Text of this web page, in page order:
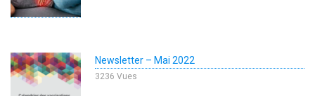
Newsletter – Mai 2022
3236 Vues